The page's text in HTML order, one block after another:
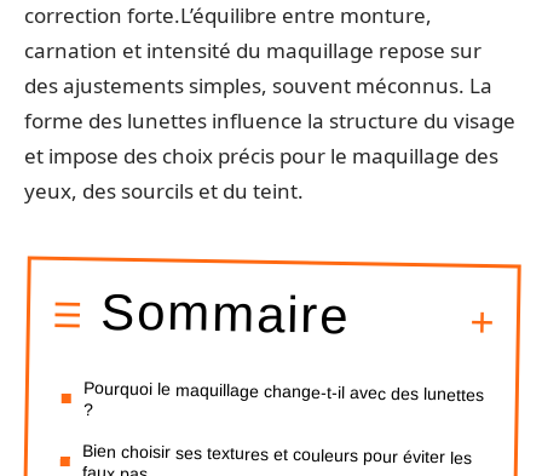
correction forte.L’équilibre entre monture,
carnation et intensité du maquillage repose sur
des ajustements simples, souvent méconnus. La
forme des lunettes influence la structure du visage
et impose des choix précis pour le maquillage des
yeux, des sourcils et du teint.
Sommaire
Pourquoi le maquillage change-t-il avec des lunettes
?
Bien choisir ses textures et couleurs pour éviter les